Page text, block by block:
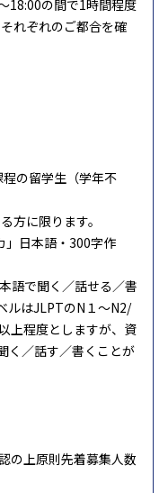
18:00の間で1時間程度
れぞれのご都合を確
の留学生（学年不
方に限ります。
」日本語・300字作
語で聞く／話せる／書
ルはJLPTのN１～N2/
上程度としますが、資
く／話す／書くことが
上原則先着募集人数